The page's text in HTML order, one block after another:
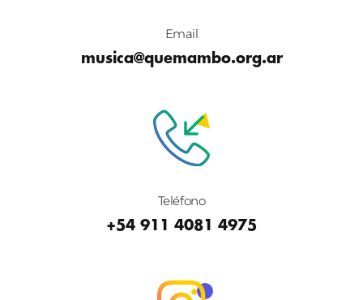
Email
musica@quemambo.org.ar
Teléfono
+54 911 4081 4975